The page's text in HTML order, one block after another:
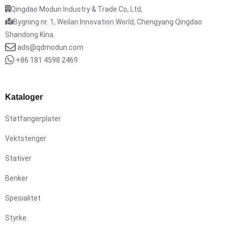
Qingdao Modun Industry & Trade Co, Ltd,
Bygning nr. 1, Weilan Innovation World, Chengyang Qingdao
Shandong Kina.
ads@qdmodun.com
+86 181 4598 2469
Kataloger
Støtfangerplater
Vektstenger
Stativer
Benker
Spesialitet
Styrke